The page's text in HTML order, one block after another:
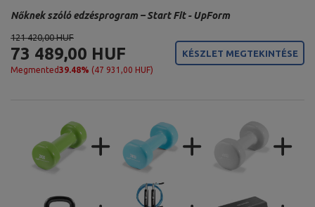
121 420,00 HUF
73 489,00 HUF
Megmented39.48% (47 931,00 HUF)
KÉSZLET MEGTEKINTÉSE
Nőknek szóló edzésprogram – Start Fit - UpForm